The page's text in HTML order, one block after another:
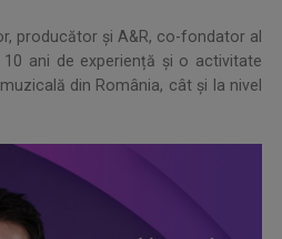
producător și A&R, co-fondator al
ani de experiență și o activitate
din România, cât și la nivel